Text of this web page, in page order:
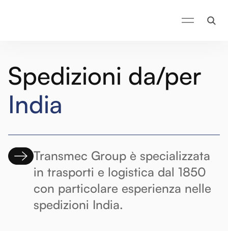
Spedizioni da/per
India
Transmec Group è specializzata
in trasporti e logistica dal 1850
con particolare esperienza nelle
spedizioni India.